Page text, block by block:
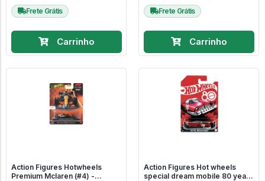
Frete Grátis
Carrinho
Frete Grátis
Carrinho
Action Figures Hotwheels
Premium Mclaren (#4) -
Action Figures Hot wheels
special dream mobile 80 years